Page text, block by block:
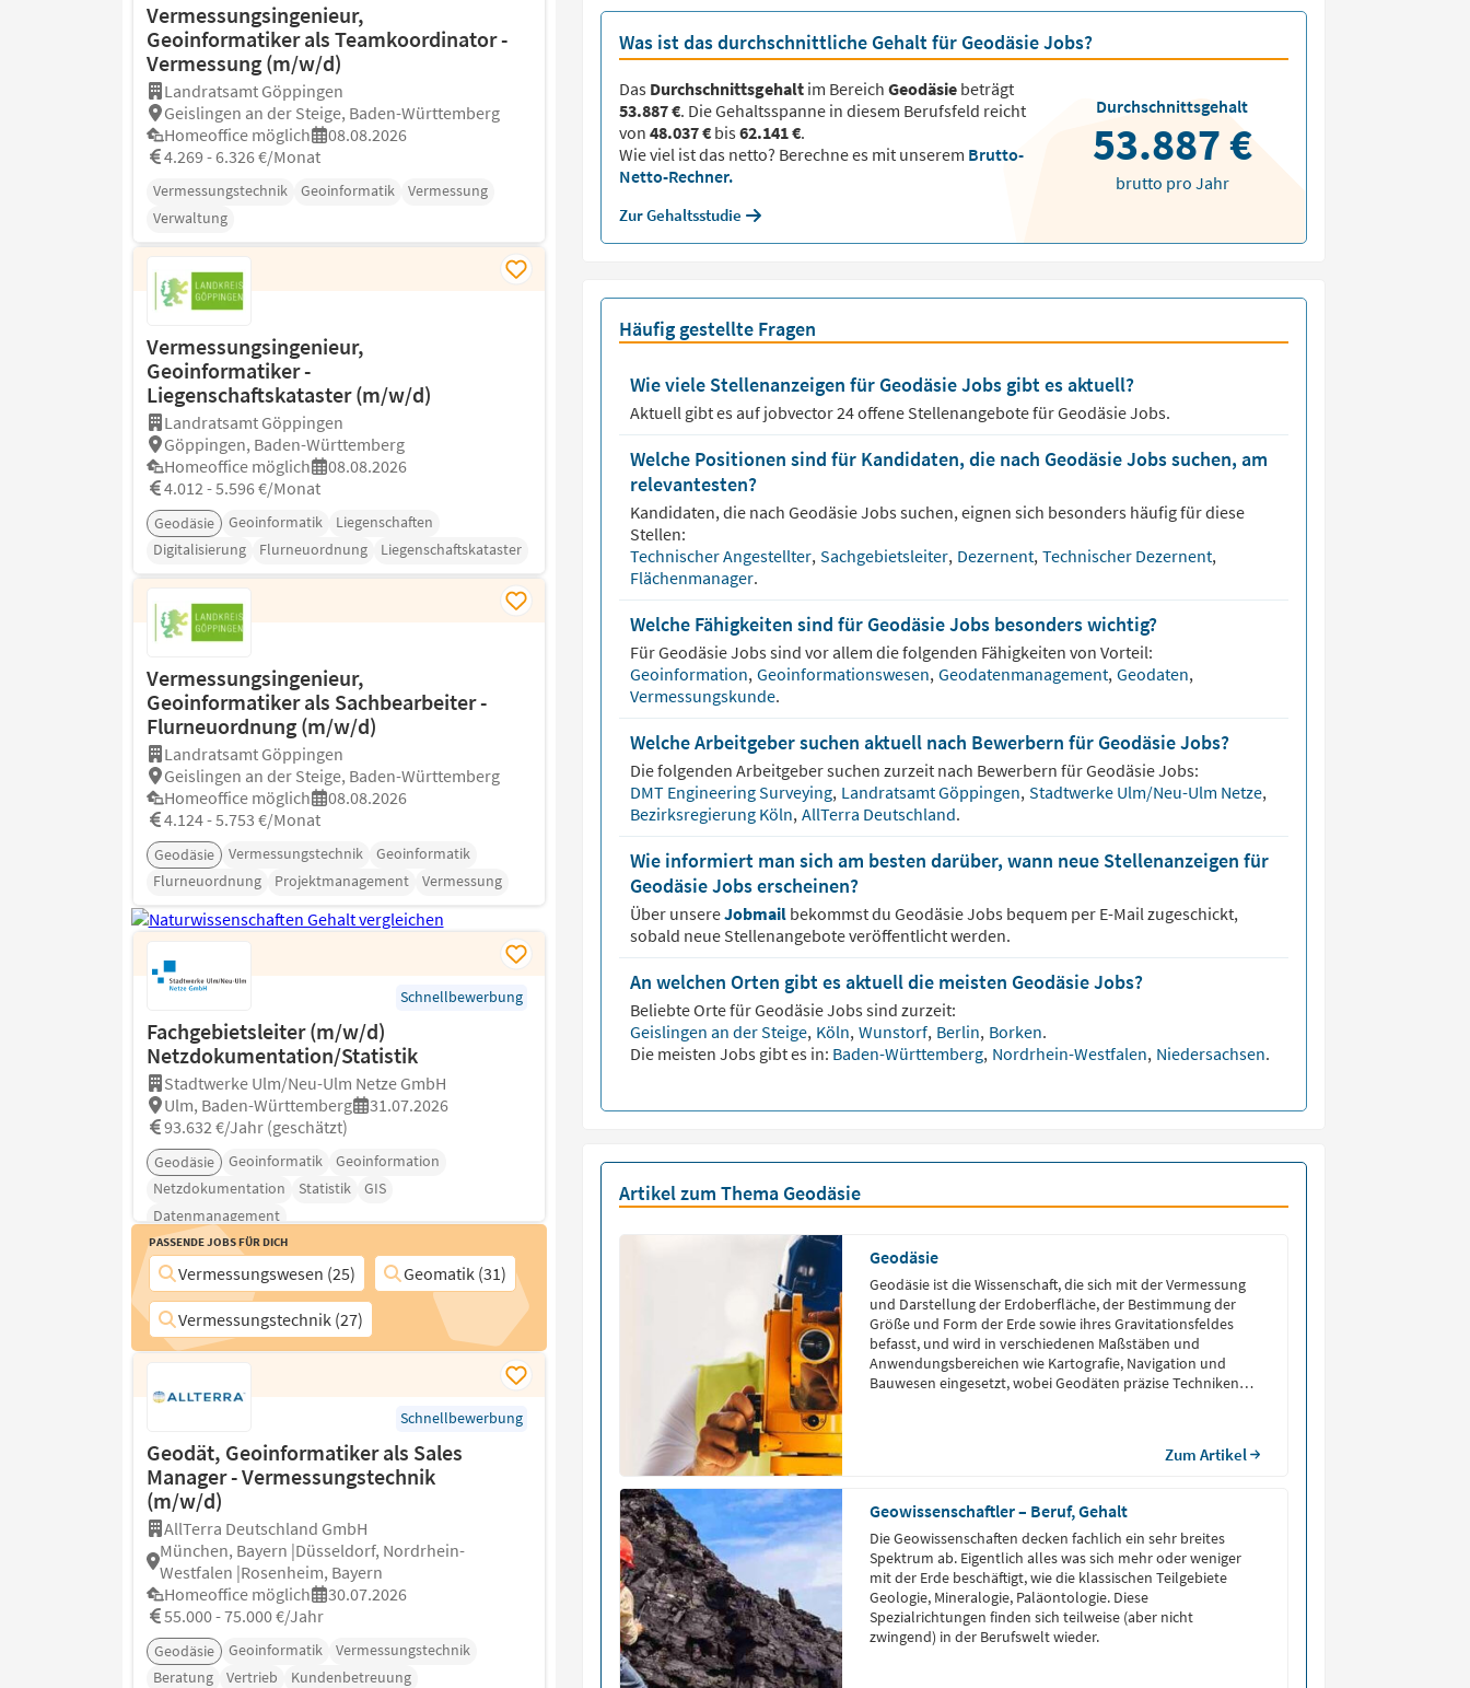
Vermessungsingenieur,
Geoinformatiker als Teamkoordinator -
Vermessung (m/w/d)
Landratsamt Göppingen
Geislingen an der Steige, Baden-Württemberg
Homeoffice möglich
08.08.2026
4.269 - 6.326 €/Monat
Vermessungstechnik Geoinformatik
Vermessung
Verwaltung
Vermessungsingenieur,
Geoinformatiker -
Liegenschaftskataster (m/w/d)
Landratsamt Göppingen
Göppingen, Baden-Württemberg
Homeoffice möglich
08.08.2026
4.012 - 5.596 €/Monat
Geodäsie Geoinformatik
Liegenschaften
Digitalisierung
Flurneuordnung Liegenschaftskataster
Vermessungsingenieur,
Geoinformatiker als Sachbearbeiter -
Flurneuordnung (m/w/d)
Landratsamt Göppingen
Geislingen an der Steige, Baden-Württemberg
Homeoffice möglich
08.08.2026
4.124 - 5.753 €/Monat
Geodäsie Vermessungstechnik
Geoinformatik
Flurneuordnung
Projektmanagement Vermessung
Schnellbewerbung
Fachgebietsleiter (m/w/d)
Netzdokumentation/Statistik
Stadtwerke Ulm/Neu-Ulm Netze GmbH
Ulm, Baden-Württemberg
31.07.2026
93.632 €/Jahr (geschätzt)
Geodäsie Geoinformatik
Geoinformation
Netzdokumentation
Statistik
GIS
Datenmanagement
Passende Jobs für Dich
Vermessungswesen (25)
Geomatik (31)
Vermessungstechnik (27)
Schnellbewerbung
Geodät, Geoinformatiker als Sales
Manager - Vermessungstechnik
(m/w/d)
AllTerra Deutschland GmbH
München, Bayern |Düsseldorf, Nordrhein-
Westfalen |Rosenheim, Bayern
Homeoffice möglich
30.07.2026
55.000 - 75.000 €/Jahr
Geodäsie Geoinformatik
Vermessungstechnik
Beratung
Vertrieb
Kundenbetreuung
Was ist das durchschnittliche Gehalt für Geodäsie Jobs?
Das Durchschnittsgehaltim Bereich Geodäsiebeträgt
53.887 €. Die Gehaltsspanne in diesem Berufsfeld reicht
von 48.037 €bis62.141 €.
Wie viel ist das netto? Berechne es mit unserem Brutto-
Netto-Rechner.
Zur Gehaltsstudie
Durchschnittsgehalt
53.887 €
brutto pro Jahr
Häufig gestellte Fragen
Wie viele Stellenanzeigen für Geodäsie Jobs gibt es aktuell?
Aktuell gibt es auf jobvector24offene Stellenangebote fürGeodäsie Jobs.
Welche Positionen sind für Kandidaten, die nach Geodäsie Jobs suchen, am
relevantesten?
Kandidaten, die nach GeodäsieJobs suchen, eignen sich besonders häufig für diese
Stellen:
Technischer Angestellter, Sachgebietsleiter, Dezernent, Technischer Dezernent,
Flächenmanager.
Welche Fähigkeiten sind für Geodäsie Jobs besonders wichtig?
FürGeodäsieJobs sind vor allem die folgenden Fähigkeiten von Vorteil:
Geoinformation, Geoinformationswesen, Geodatenmanagement, Geodaten,
Vermessungskunde.
Welche Arbeitgeber suchen aktuell nach Bewerbern für Geodäsie Jobs?
Die folgenden Arbeitgeber suchen zurzeit nach Bewerbern fürGeodäsieJobs:
DMT Engineering Surveying, Landratsamt Göppingen, Stadtwerke Ulm/Neu-Ulm Netze,
Bezirksregierung Köln, AllTerra Deutschland.
Wie informiert man sich am besten darüber, wann neue Stellenanzeigen für
Geodäsie Jobs erscheinen?
Über unsereJobmail bekommst du GeodäsieJobs bequem per E-Mail zugeschickt,
sobald neue Stellenangebote veröffentlicht werden.
An welchen Orten gibt es aktuell die meisten Geodäsie Jobs?
Beliebte Orte fürGeodäsieJobs sind zurzeit:
Geislingen an der Steige, Köln, Wunstorf, Berlin, Borken.
Die meisten Jobs gibt es in: Baden-Württemberg, Nordrhein-Westfalen, Niedersachsen.
Artikel zum Thema Geodäsie
Geodäsie
Geodäsie ist die Wissenschaft, die sich mit der Vermessung
und Darstellung der Erdoberfläche, der Bestimmung der
Größe und Form der Erde sowie ihres Gravitationsfeldes
befasst, und wird in verschiedenen Maßstäben und
Anwendungsbereichen wie Kartografie, Navigation und
Bauwesen eingesetzt, wobei Geodäten präzise Techniken
Zum Artikel
Geowissenschaftler – Beruf, Gehalt
Die Geowissenschaften decken fachlich ein sehr breites
Spektrum ab. Eigentlich alles was sich mehr oder weniger
mit der Erde beschäftigt, wie die klassischen Teilgebiete
Geologie, Mineralogie, Paläontologie. Diese
Spezialrichtungen finden sich teilweise (aber nicht
zwingend) in der Berufswelt wieder.